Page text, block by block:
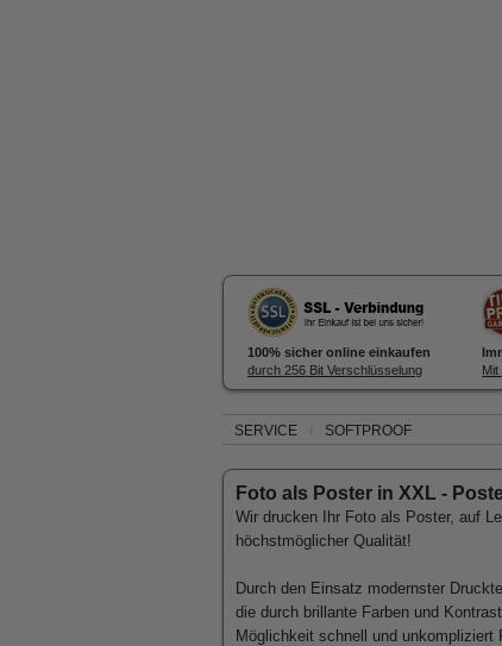
100% sicher online einkaufen
durch 256 Bit Verschlüsselung
SERVICE SOFTPROOF
Foto als Poster in XXL -
Wir drucken Ihr Foto als Poster, auf
höchstmöglicher Qualität!
Durch den Einsatz modernster
die durch brillante Farben und
Möglichkeit schnell und